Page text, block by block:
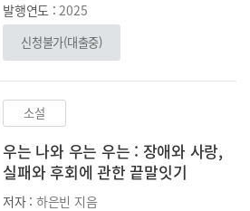
발행연도 :2025
신청불가(대출중)
소설
우는 나와 우는 우는 : 장애와 사랑,
실패와 후회에 관한 끝말잇기
저자 : 하은빈 지음